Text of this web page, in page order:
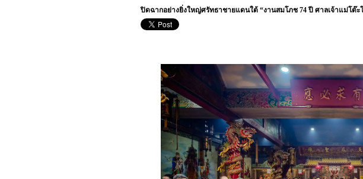
ปิดฉากอย่างยิ่งใหญ่ศรัทธาชายแดนใต้ “งานสมโภช 74 ปี ศาลเจ้าแม่โต๊ะ